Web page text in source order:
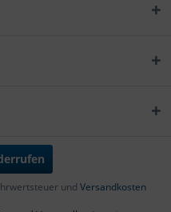
und Versandkosten